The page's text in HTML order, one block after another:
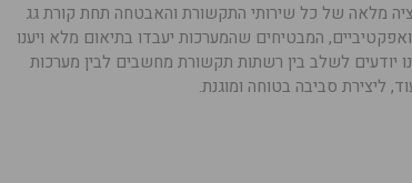
מלאה של כל שירותי התקשורת והאבטחה תחת קורת גג
המבטיחים שהמערכות יעבדו בתיאום מלא ויענו
יודעים לשלב בין רשתות תקשורת מחשבים לבין מערכות
ליצירת סביבה בטוחה ומוגנת.